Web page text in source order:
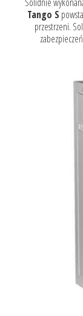
Tango S
przestrzeni.